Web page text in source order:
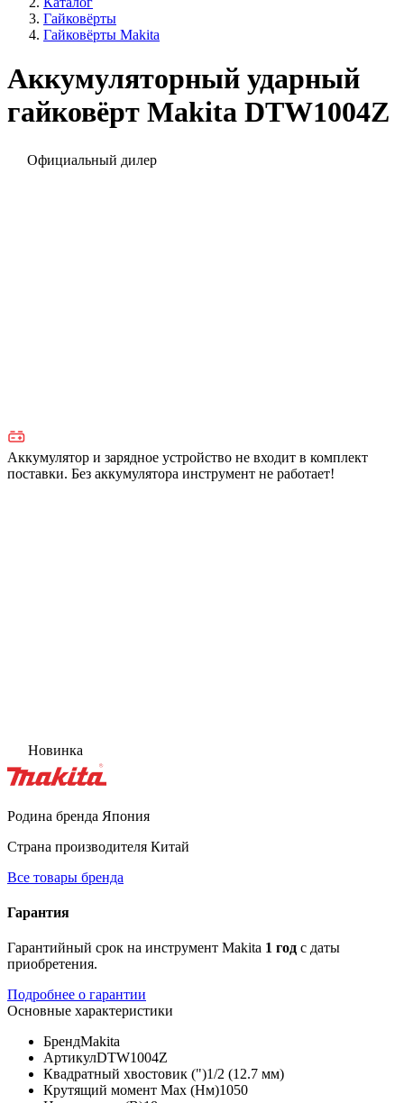
Гайковёрты
Гайковёрты Makita
Аккумуляторный ударный
гайковёрт Makita DTW1004Z
Официальный дилер
Аккумулятор и зарядное устройство не входит в комплект
поставки. Без аккумулятора инструмент не работает!
Новинка
Родина бренда Япония
Страна производителя Китай
Все товары бренда
Гарантия
Гарантийный срок на инструмент Makita 1 год с даты
приобретения.
Подробнее о гарантии
Основные характеристики
БрендMakita
АртикулDTW1004Z
Квадратный хвостовик (")1/2 (12.7 мм)
Крутящий момент Max (Нм)1050